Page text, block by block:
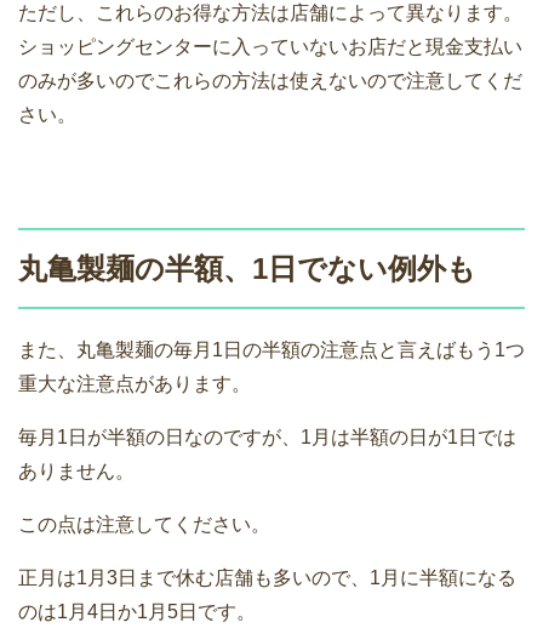
ただし、これらのお得な方法は店舗によって異なります。
ショッピングセンターに入っていないお店だと現金支払い
のみが多いのでこれらの方法は使えないので注意してくだ
さい。
丸亀製麺の半額、1日でない例外も
また、丸亀製麺の毎月1日の半額の注意点と言えばもう1つ
重大な注意点があります。
毎月1日が半額の日なのですが、1月は半額の日が1日では
ありません。
この点は注意してください。
正月は1月3日まで休む店舗も多いので、1月に半額になる
のは1月4日か1月5日です。